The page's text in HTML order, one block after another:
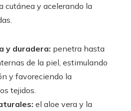
cutánea y acelerando la
y duradera: penetra hasta
de la piel, estimulando
y favoreciendo la
tejidos.
el aloe vera y la